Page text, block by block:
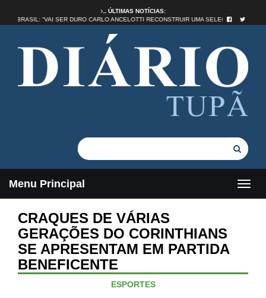
ÚLTIMAS NOTÍCIAS:
NO BRASIL: “VAI SER DURO CARLO ANCELOTTI RECONSTRUIR UMA SELEÇÃO”
Menu Principal
CRAQUES DE VÁRIAS
GERAÇÕES DO CORINTHIANS
SE APRESENTAM EM PARTIDA
BENEFICENTE
ESPORTES